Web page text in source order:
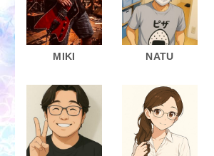
MIKI NATU